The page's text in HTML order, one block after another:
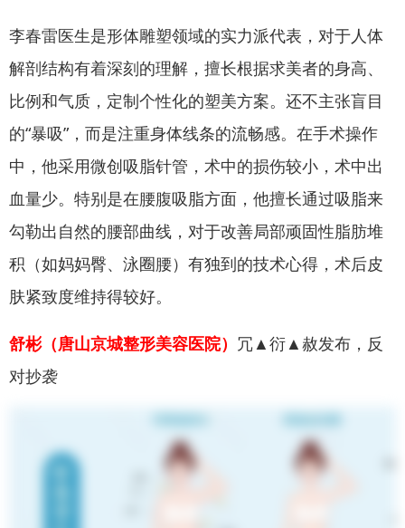
李春雷医生是形体雕塑领域的实力派代表，对于人体
解剖结构有着深刻的理解，擅长根据求美者的身高、
比例和气质，定制个性化的塑美方案。还不主张盲目
的“暴吸”，而是注重身体线条的流畅感。在手术操作
中，他采用微创吸脂针管，术中的损伤较小，术中出
血量少。特别是在腰腹吸脂方面，他擅长通过吸脂来
勾勒出自然的腰部曲线，对于改善局部顽固性脂肪堆
积（如妈妈臀、泳圈腰）有独到的技术心得，术后皮
肤紧致度维持得较好。
舒彬（唐山京城整形美容医院） 冗▲衍▲赦发布，反
对抄袭